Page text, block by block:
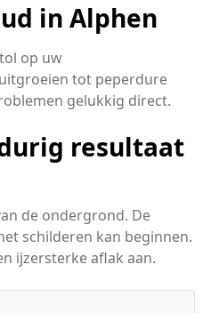
in Alphen
op uw
tot peperdure
gelukkig direct.
resultaat
de ondergrond. De
schilderen kan beginnen.
ijzersterke aflak aan.